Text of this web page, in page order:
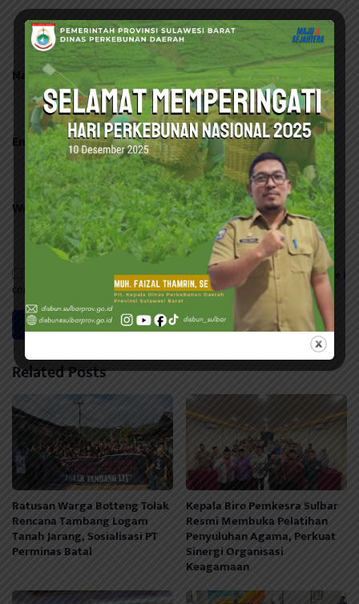
Name*
Email*
Website
Save my name, email, and website in this browser for the next time I
comment.
Related Posts
Ratusan Warga Botteng Tolak
Rencana Tambang Logam
Tanah Jarang, Sosialisasi PT
Perminas Batal
Kepala Biro Pemkesra Sulbar
Resmi Membuka Pelatihan
Penyuluhan Agama, Perkuat
Sinergi Organisasi
Keagamaan